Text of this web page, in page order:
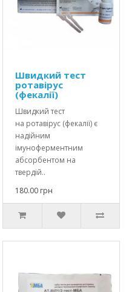
Швидкий тест
ротавірус
(фекалії)
Швидкий тест
на ротавірус (фекалії) є
надійним
імуноферментним
абсорбентом на
твердій..
180.00 грн